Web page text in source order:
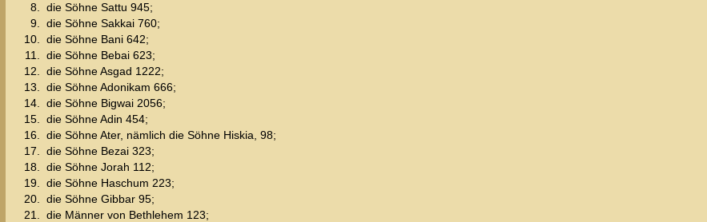
8.
die Söhne Sattu 945;
9.
die Söhne Sakkai 760;
10.
die Söhne Bani 642;
11.
die Söhne Bebai 623;
12.
die Söhne Asgad 1222;
13.
die Söhne Adonikam 666;
14.
die Söhne Bigwai 2056;
15.
die Söhne Adin 454;
16.
die Söhne Ater, nämlich die Söhne Hiskia, 98;
17.
die Söhne Bezai 323;
18.
die Söhne Jorah 112;
19.
die Söhne Haschum 223;
20.
die Söhne Gibbar 95;
21.
die Männer von Bethlehem 123;